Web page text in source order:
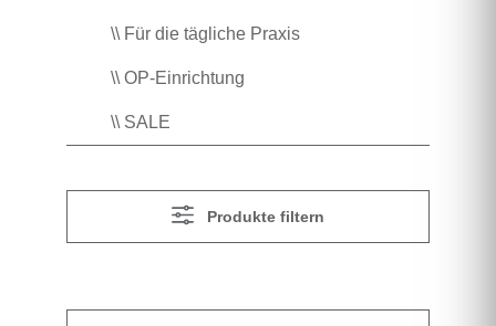
\\ Für die tägliche Praxis
\\ OP-Einrichtung
\\ SALE
Produkte filtern